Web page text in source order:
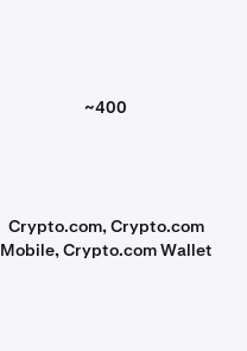
~400
Crypto.com, Crypto.com
Mobile, Crypto.com Wallet